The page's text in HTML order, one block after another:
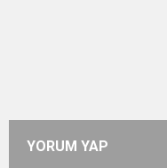
YORUM YAP